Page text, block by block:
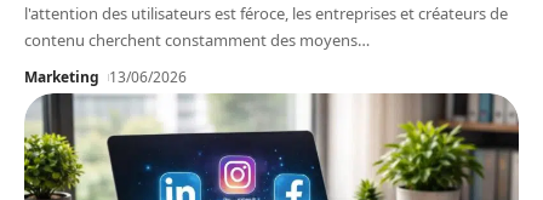
l'attention des utilisateurs est féroce, les entreprises et créateurs de
contenu cherchent constamment des moyens…
Marketing 13/06/2026